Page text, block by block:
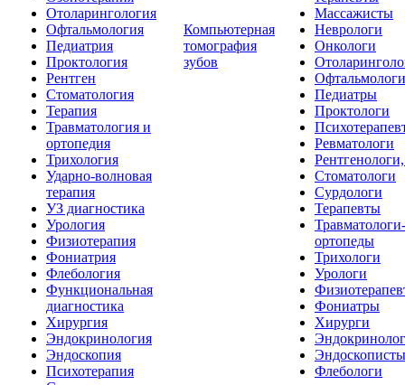
Отоларингология
Офтальмология
Педиатрия
Проктология
Рентген
Стоматология
Терапия
Травматология и
ортопедия
Трихология
Ударно-волновая
терапия
УЗ диагностика
Урология
Физиотерапия
Фониатрия
Флебология
Функциональная
диагностика
Хирургия
Эндокринология
Эндоскопия
Психотерапия
Компьютерная
томография
зубов
Массажисты
Неврологи
Онкологи
Офтальмологи
Педиатры
Проктологи
Ревматологи
Стоматологи
Сурдологи
Терапевты
Травматологи-
ортопеды
Трихологи
Урологи
Фониатры
Хирурги
Эндоскописты
Флебологи